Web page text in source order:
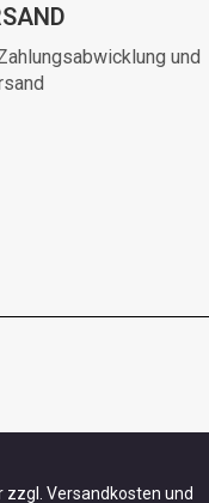
und
Versandkosten und